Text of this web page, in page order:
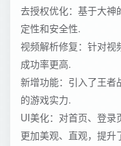
去授权优化：基于大神
定性和安全性.
视频解析修复：针对视
成功率更高.
新增功能：引入了王者
的游戏实力.
UI美化：对首页、登
更加美观、直观，提升